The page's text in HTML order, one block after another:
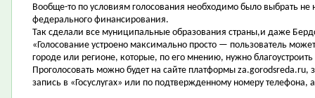
Вообще-то по условиям голосования необходимо было выбрать
федерального финансирования.
Так сделали все муниципальные образования страны,и даже
«Голосование устроено максимально просто — пользователь
городе или регионе, которые, по его мнению, нужно
Проголосовать можно будет на сайте платформы
запись в «Госуслугах» или по подтвержденному номеру телефона,